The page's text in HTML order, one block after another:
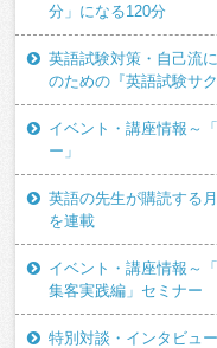
分」になる120分
英語試験対策・自己流
のための『英語試験サ
イベント・講座情報～
ー」
英語の先生が購読する
を連載
イベント・講座情報～
集客実践編」セミナー
特別対談・インタビュ